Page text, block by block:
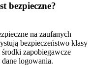
bezpieczne?
na zaufanych
bezpieczeństwo klasy
zapobiegawcze
logowania.